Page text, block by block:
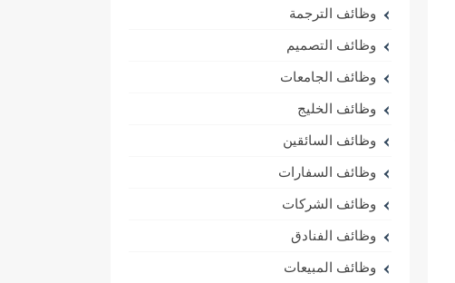
وظائف الترجمة
وظائف التصميم
وظائف الجامعات
وظائف الخليج
وظائف السائقين
وظائف السفارات
وظائف الشركات
وظائف الفنادق
وظائف المبيعات